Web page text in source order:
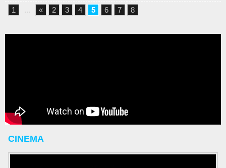
1
... « 2 3 4 5 6 7 8
CINEMA